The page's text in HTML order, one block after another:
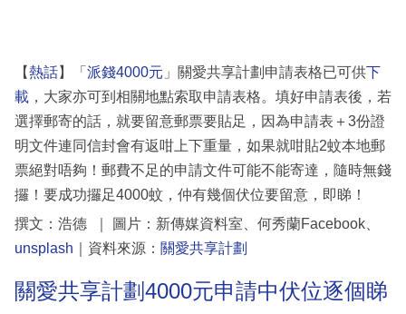
區
【熱話】「 派錢4000元 」關愛共享計劃申請表格已可供下
載 ，大家亦可到相關地點索取申請表格。填好申請表後，若
選擇郵寄的話，就要留意郵票要貼足，因為申請表＋3份證
明文件連同信封會有返咁上下重量，如果就咁貼2蚊本地郵
票絕對唔夠！郵費不足的申請文件可能不能寄達，隨時無錢
攞！要成功攞足4000蚊，仲有幾個伏位要留意，即睇！
撰文：浩德 ｜ 圖片：新傳媒資料室、何秀蘭Facebook、
unsplash ｜資料來源： 關愛共享計劃
關愛共享計劃4000元申請中伏位逐個睇